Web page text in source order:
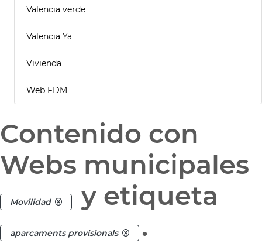
Valencia verde
Valencia Ya
Vivienda
Web FDM
Contenido con
Webs municipales
Movilidad y etiqueta
aparcaments provisionals .